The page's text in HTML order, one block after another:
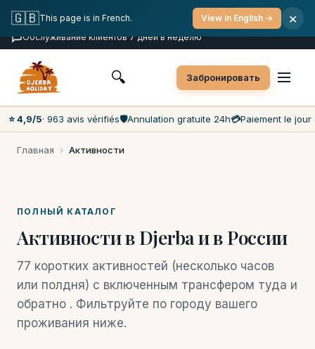
Бесплатная отмена
Оплата в день мероприятия
Самые низкие цены на рынке
Обслуживание клиентов 7 дней в неделю
🔍 Забронировать
⭐ 4,9/5· 963 avis vérifiés🛡️Annulation gratuite 24h💳Paiement le jour
Главная › Активности
ПОЛНЫЙ КАТАЛОГ
Активности в Djerba и в России
77 коротких активностей (несколько часов
или полдня) с включенным трансфером туда и
обратно . Фильтруйте по городу вашего
проживания ниже.
🇬🇧This page is in French. View in English → ×